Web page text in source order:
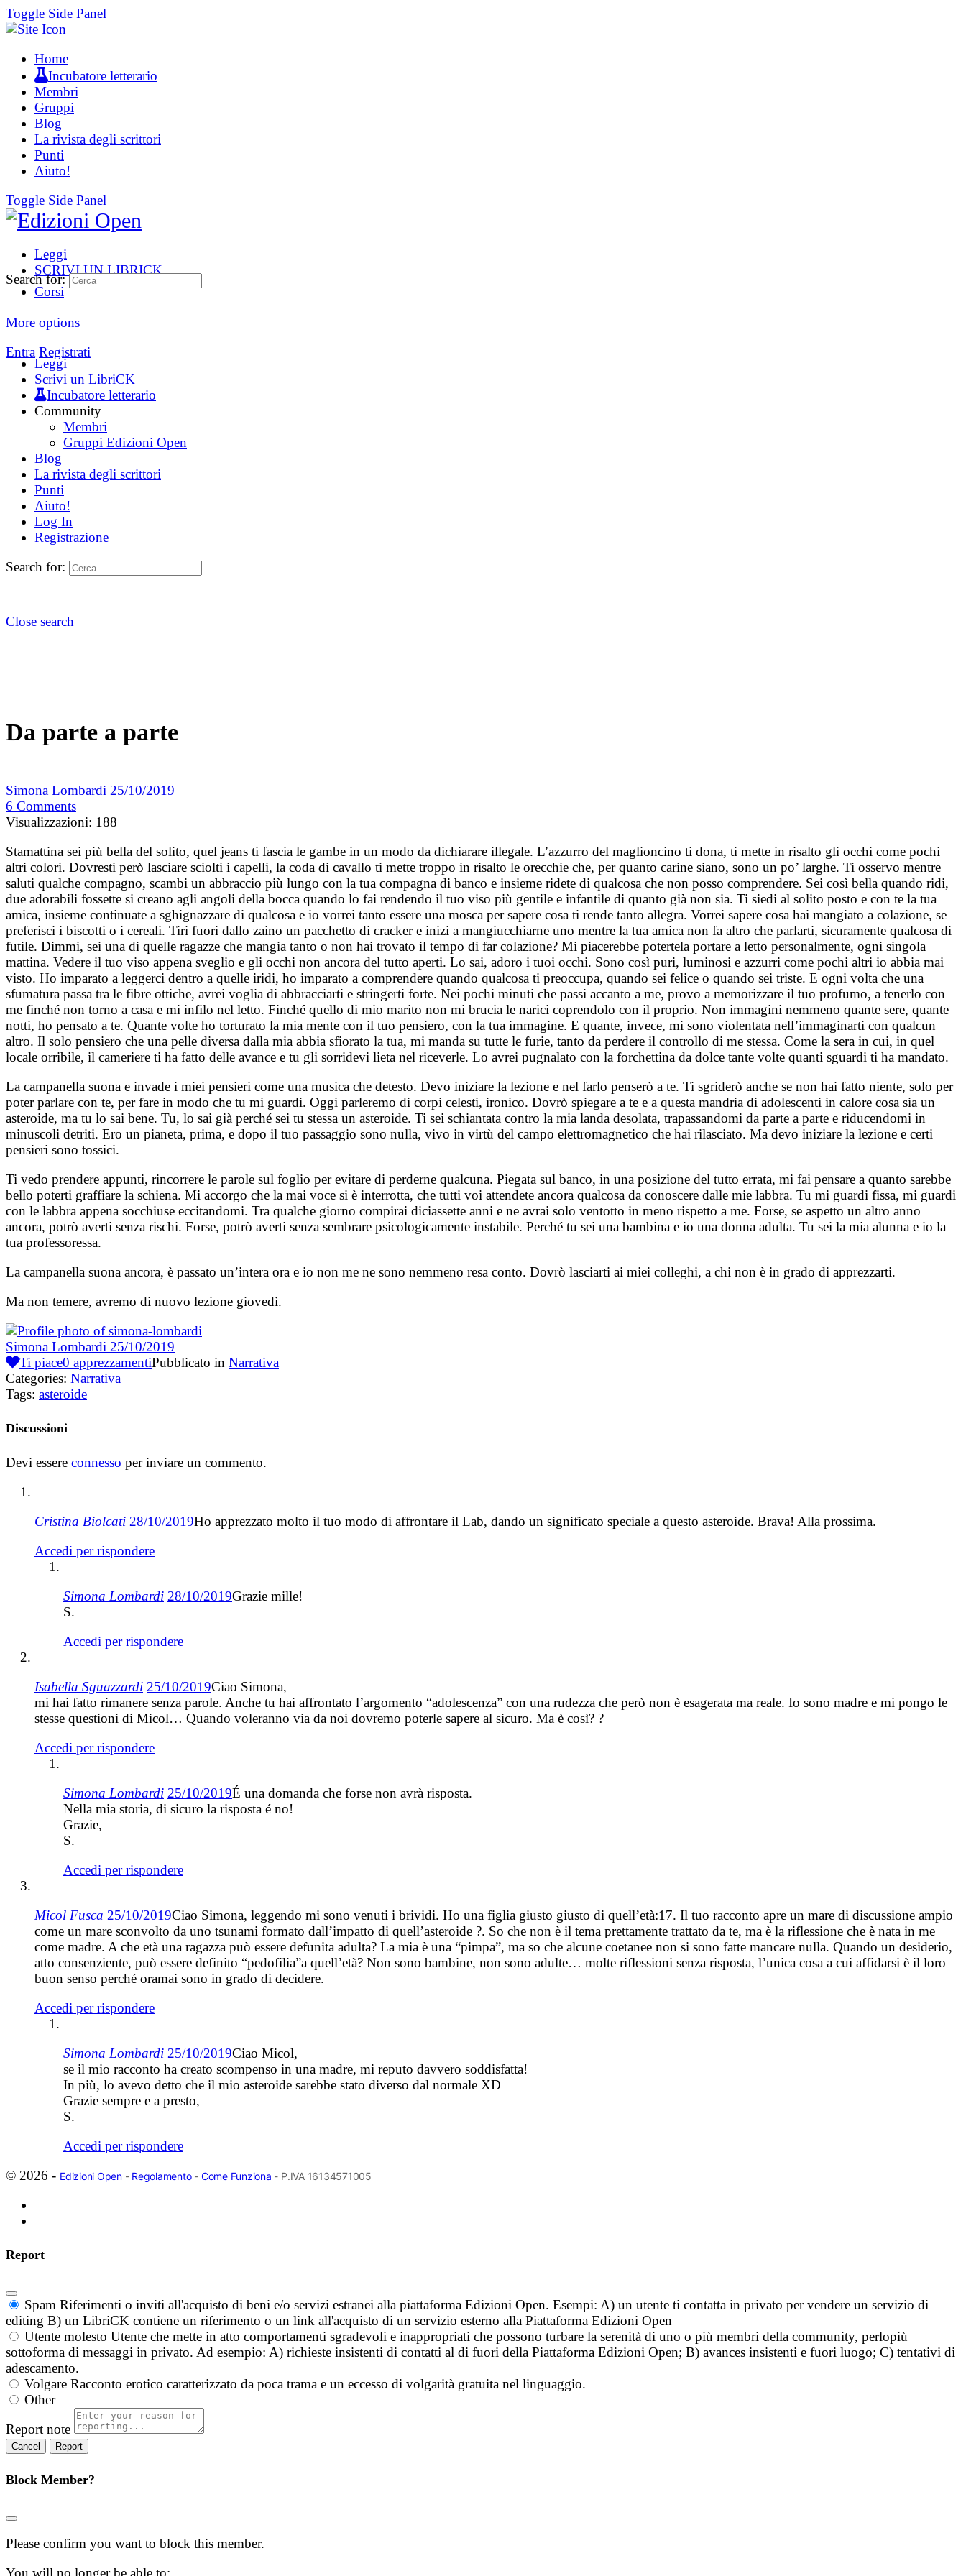
Toggle Side Panel
Home
Incubatore letterario
Membri
Gruppi
Blog
La rivista degli scrittori
Punti
Aiuto!
Toggle Side Panel
Leggi
SCRIVI UN LIBRICK
Corsi
More options
Entra Registrati
Search for:
Leggi
Scrivi un LibriCK
Incubatore letterario
Community
Membri
Gruppi Edizioni Open
Blog
La rivista degli scrittori
Punti
Aiuto!
Log In
Registrazione
Search for:
Close search
Da parte a parte
Simona Lombardi 25/10/2019
6 Comments
Visualizzazioni: 188
Stamattina sei più bella del solito, quel jeans ti fascia le gambe in un modo da dichiarare illegale. L’azzurro del maglioncino ti dona, ti mette in risalto gli occhi come pochi
altri colori. Dovresti però lasciare sciolti i capelli, la coda di cavallo ti mette troppo in risalto le orecchie che, per quanto carine siano, sono un po’ larghe. Ti osservo mentre
saluti qualche compagno, scambi un abbraccio più lungo con la tua compagna di banco e insieme ridete di qualcosa che non posso comprendere. Sei così bella quando ridi,
due adorabili fossette si creano agli angoli della bocca quando lo fai rendendo il tuo viso più gentile e infantile di quanto già non sia. Ti siedi al solito posto e con te la tua
amica, insieme continuate a sghignazzare di qualcosa e io vorrei tanto essere una mosca per sapere cosa ti rende tanto allegra. Vorrei sapere cosa hai mangiato a colazione, se
preferisci i biscotti o i cereali. Tiri fuori dallo zaino un pacchetto di cracker e inizi a mangiucchiarne uno mentre la tua amica non fa altro che parlarti, sicuramente qualcosa di
futile. Dimmi, sei una di quelle ragazze che mangia tanto o non hai trovato il tempo di far colazione? Mi piacerebbe potertela portare a letto personalmente, ogni singola
mattina. Vedere il tuo viso appena sveglio e gli occhi non ancora del tutto aperti. Lo sai, adoro i tuoi occhi. Sono così puri, luminosi e azzurri come pochi altri io abbia mai
visto. Ho imparato a leggerci dentro a quelle iridi, ho imparato a comprendere quando qualcosa ti preoccupa, quando sei felice o quando sei triste. E ogni volta che una
sfumatura passa tra le fibre ottiche, avrei voglia di abbracciarti e stringerti forte. Nei pochi minuti che passi accanto a me, provo a memorizzare il tuo profumo, a tenerlo con
me finché non torno a casa e mi infilo nel letto. Finché quello di mio marito non mi brucia le narici coprendolo con il proprio. Non immagini nemmeno quante sere, quante
notti, ho pensato a te. Quante volte ho torturato la mia mente con il tuo pensiero, con la tua immagine. E quante, invece, mi sono violentata nell’immaginarti con qualcun
altro. Il solo pensiero che una pelle diversa dalla mia abbia sfiorato la tua, mi manda su tutte le furie, tanto da perdere il controllo di me stessa. Come la sera in cui, in quel
locale orribile, il cameriere ti ha fatto delle avance e tu gli sorridevi lieta nel riceverle. Lo avrei pugnalato con la forchettina da dolce tante volte quanti sguardi ti ha mandato.
La campanella suona e invade i miei pensieri come una musica che detesto. Devo iniziare la lezione e nel farlo penserò a te. Ti sgriderò anche se non hai fatto niente, solo per
poter parlare con te, per fare in modo che tu mi guardi. Oggi parleremo di corpi celesti, ironico. Dovrò spiegare a te e a questa mandria di adolescenti in calore cosa sia un
asteroide, ma tu lo sai bene. Tu, lo sai già perché sei tu stessa un asteroide. Ti sei schiantata contro la mia landa desolata, trapassandomi da parte a parte e riducendomi in
minuscoli detriti. Ero un pianeta, prima, e dopo il tuo passaggio sono nulla, vivo in virtù del campo elettromagnetico che hai rilasciato. Ma devo iniziare la lezione e certi
pensieri sono tossici.
Ti vedo prendere appunti, rincorrere le parole sul foglio per evitare di perderne qualcuna. Piegata sul banco, in una posizione del tutto errata, mi fai pensare a quanto sarebbe
bello poterti graffiare la schiena. Mi accorgo che la mai voce si è interrotta, che tutti voi attendete ancora qualcosa da conoscere dalle mie labbra. Tu mi guardi fissa, mi guardi
con le labbra appena socchiuse eccitandomi. Tra qualche giorno compirai diciassette anni e ne avrai solo ventotto in meno rispetto a me. Forse, se aspetto un altro anno
ancora, potrò averti senza rischi. Forse, potrò averti senza sembrare psicologicamente instabile. Perché tu sei una bambina e io una donna adulta. Tu sei la mia alunna e io la
tua professoressa.
La campanella suona ancora, è passato un’intera ora e io non me ne sono nemmeno resa conto. Dovrò lasciarti ai miei colleghi, a chi non è in grado di apprezzarti.
Ma non temere, avremo di nuovo lezione giovedì.
Simona Lombardi 25/10/2019
Ti piace0 apprezzamentiPubblicato in Narrativa
Categories: Narrativa
Tags: asteroide
Discussioni
Devi essere connesso per inviare un commento.
Cristina Biolcati 28/10/2019Ho apprezzato molto il tuo modo di affrontare il Lab, dando un significato speciale a questo asteroide. Brava! Alla prossima.
Accedi per rispondere
Simona Lombardi 28/10/2019Grazie mille!
S.
Accedi per rispondere
Isabella Sguazzardi 25/10/2019Ciao Simona,
mi hai fatto rimanere senza parole. Anche tu hai affrontato l’argomento “adolescenza” con una rudezza che però non è esagerata ma reale. Io sono madre e mi pongo le
stesse questioni di Micol… Quando voleranno via da noi dovremo poterle sapere al sicuro. Ma è così? ?
Accedi per rispondere
Simona Lombardi 25/10/2019É una domanda che forse non avrà risposta.
Nella mia storia, di sicuro la risposta é no!
Grazie,
S.
Accedi per rispondere
Micol Fusca 25/10/2019Ciao Simona, leggendo mi sono venuti i brividi. Ho una figlia giusto giusto di quell’età:17. Il tuo racconto apre un mare di discussione ampio
come un mare sconvolto da uno tsunami formato dall’impatto di quell’asteroide ?. So che non è il tema prettamente trattato da te, ma è la riflessione che è nata in me
come madre. A che età una ragazza può essere defunita adulta? La mia è una “pimpa”, ma so che alcune coetanee non si sono fatte mancare nulla. Quando un desiderio,
atto consenziente, può essere definito “pedofilia”a quell’età? Non sono bambine, non sono adulte… molte riflessioni senza risposta, l’unica cosa a cui affidarsi è il loro
buon senso perché oramai sono in grado di decidere.
Accedi per rispondere
Simona Lombardi 25/10/2019Ciao Micol,
se il mio racconto ha creato scompenso in una madre, mi reputo davvero soddisfatta!
In più, lo avevo detto che il mio asteroide sarebbe stato diverso dal normale XD
Grazie sempre e a presto,
S.
Accedi per rispondere
© 2026 - Edizioni Open- Regolamento- Come Funziona - P.IVA 16134571005
Report
Spam Riferimenti o inviti all'acquisto di beni e/o servizi estranei alla piattaforma Edizioni Open. Esempi: A) un utente ti contatta in privato per vendere un servizio di
editing B) un LibriCK contiene un riferimento o un link all'acquisto di un servizio esterno alla Piattaforma Edizioni Open
Utente molesto Utente che mette in atto comportamenti sgradevoli e inappropriati che possono turbare la serenità di uno o più membri della community, perlopiù
sottoforma di messaggi in privato. Ad esempio: A) richieste insistenti di contatti al di fuori della Piattaforma Edizioni Open; B) avances insistenti e fuori luogo; C) tentativi di
adescamento.
Volgare Racconto erotico caratterizzato da poca trama e un eccesso di volgarità gratuita nel linguaggio.
Other
Report note
Report
Block Member?
Please confirm you want to block this member.
You will no longer be able to: